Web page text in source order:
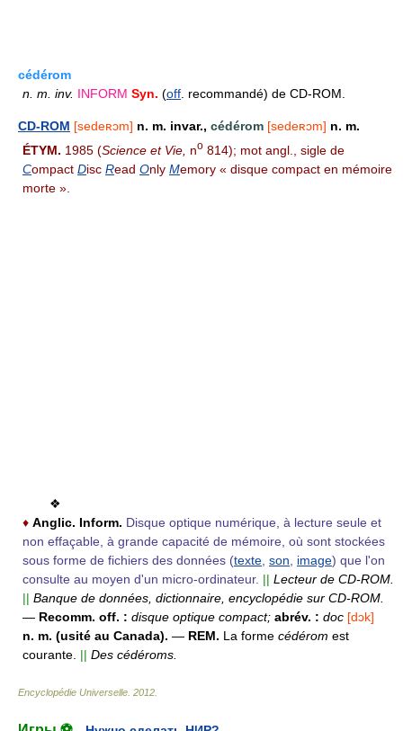
cédérom
n. m. inv. INFORM Syn. (off . recommandé) de CD-ROM.
CD-ROM [sedeʀɔm] n. m. invar., cédérom [sedeʀɔm] n. m.
ÉTYM. 1985 (Science et Vie, no 814); mot angl., sigle de
Compact Disc Read Only Memory « disque compact en mémoire
morte ».
❖
♦ Anglic. Inform. Disque optique numérique, à lecture seule et
non effaçable, à grande capacité de mémoire, où sont stockées
sous forme de fichiers des données (texte son image) que l'on
consulte au moyen d'un micro-ordinateur. || Lecteur de CD-ROM.
|| Banque de données, dictionnaire, encyclopédie sur CD-ROM.
— Recomm. off. : disque optique compact; abrév. : doc [dɔk]
n. m. (usité au Canada). — REM. La forme cédérom est
courante. || Des cédéroms.
Encyclopédie Universelle 2012